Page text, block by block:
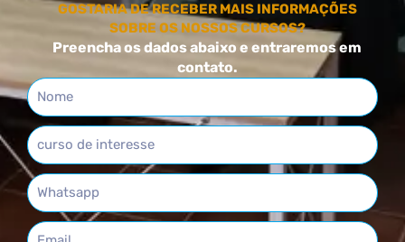
GOSTARIA DE RECEBER MAIS INFORMAÇÕES
SOBRE OS NOSSOS CURSOS?
Preencha os dados abaixo e entraremos em
contato.